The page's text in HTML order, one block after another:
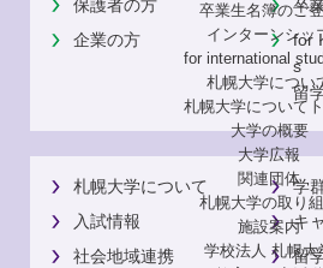
卒業生名簿のご
インターンシッ
for international
札幌大学につい
札幌大学について
大学の概要
大学広報
関連団体
札幌大学の取り
施設案内
学校法人 札幌大
保護者の方
卒
企業の方
for
s
留
札幌大学について
学
入試情報
キ
社会地域連携
留